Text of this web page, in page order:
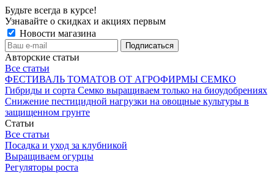
Будьте всегда в курсе!
Узнавайте о скидках и акциях первым
Новости магазина
Авторские статьи
Все статьи
ФЕСТИВАЛЬ ТОМАТОВ ОТ АГРОФИРМЫ СЕМКО
Гибриды и сорта Семко выращиваем только на биоудобрениях
Снижение пестицидной нагрузки на овощные культуры в
защищенном грунте
Статьи
Все статьи
Посадка и уход за клубникой
Выращиваем огурцы
Регуляторы роста